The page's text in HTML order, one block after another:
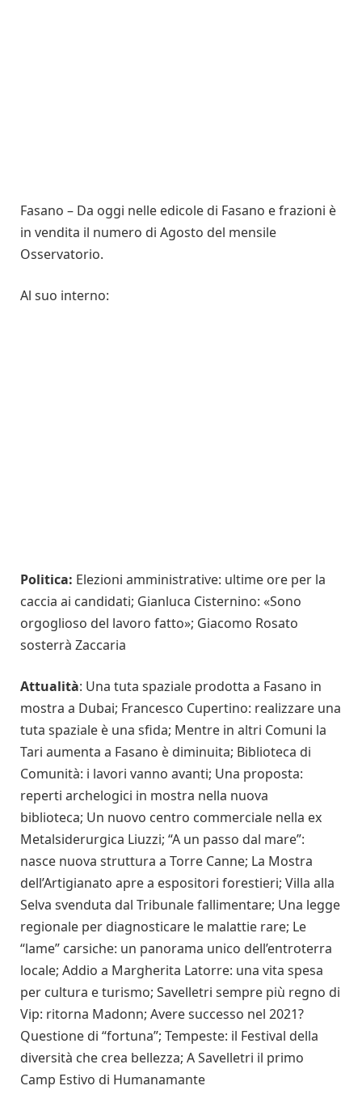
Fasano – Da oggi nelle edicole di Fasano e frazioni è
in vendita il numero di Agosto del mensile
Osservatorio.
Al suo interno:
Politica: Elezioni amministrative: ultime ore per la
caccia ai candidati; Gianluca Cisternino: «Sono
orgoglioso del lavoro fatto»; Giacomo Rosato
sosterrà Zaccaria
Attualità: Una tuta spaziale prodotta a Fasano in
mostra a Dubai; Francesco Cupertino: realizzare una
tuta spaziale è una sfida; Mentre in altri Comuni la
Tari aumenta a Fasano è diminuita; Biblioteca di
Comunità: i lavori vanno avanti; Una proposta:
reperti archelogici in mostra nella nuova
biblioteca; Un nuovo centro commerciale nella ex
Metalsiderurgica Liuzzi; “A un passo dal mare”:
nasce nuova struttura a Torre Canne; La Mostra
dell’Artigianato apre a espositori forestieri; Villa alla
Selva svenduta dal Tribunale fallimentare; Una legge
regionale per diagnosticare le malattie rare; Le
“lame” carsiche: un panorama unico dell’entroterra
locale; Addio a Margherita Latorre: una vita spesa
per cultura e turismo; Savelletri sempre più regno di
Vip: ritorna Madonn; Avere successo nel 2021?
Questione di “fortuna”; Tempeste: il Festival della
diversità che crea bellezza; A Savelletri il primo
Camp Estivo di Humanamante